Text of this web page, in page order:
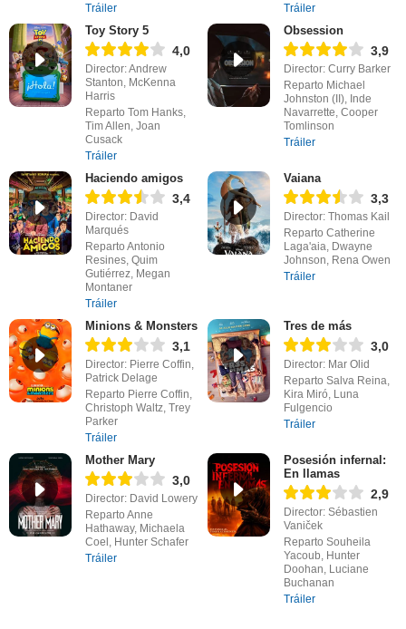
Tráiler
Tráiler
Toy Story 5
4,0
Director: Andrew
Stanton, McKenna
Harris
Reparto Tom Hanks,
Tim Allen, Joan
Cusack
Tráiler
Obsession
3,9
Director: Curry Barker
Reparto Michael
Johnston (II), Inde
Navarrette, Cooper
Tomlinson
Tráiler
Haciendo amigos
3,4
Director: David
Marqués
Reparto Antonio
Resines, Quim
Gutiérrez, Megan
Montaner
Tráiler
Vaiana
3,3
Director: Thomas Kail
Reparto Catherine
Laga'aia, Dwayne
Johnson, Rena Owen
Tráiler
Minions & Monsters
3,1
Director: Pierre Coffin,
Patrick Delage
Reparto Pierre Coffin,
Christoph Waltz, Trey
Parker
Tráiler
Tres de más
3,0
Director: Mar Olid
Reparto Salva Reina,
Kira Miró, Luna
Fulgencio
Tráiler
Mother Mary
3,0
Director: David Lowery
Reparto Anne
Hathaway, Michaela
Coel, Hunter Schafer
Tráiler
Posesión infernal:
En llamas
2,9
Director: Sébastien
Vaniček
Reparto Souheila
Yacoub, Hunter
Doohan, Luciane
Buchanan
Tráiler